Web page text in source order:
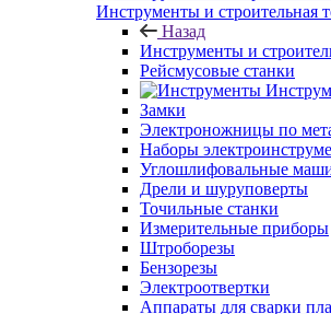
Инструменты и строительная
Назад
Инструменты и
Рейсмусовые станки
Замки
Электроножницы по
Наборы
Углошлифовальные
Дрели и шуруповерты
Точильные станки
Измерительные приборы
Штроборезы
Бензорезы
Электроотвертки
Аппараты для сварки